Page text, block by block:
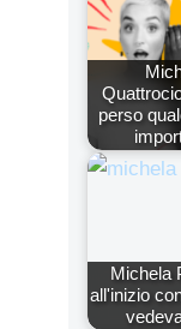
perso
Michela
all'inizio